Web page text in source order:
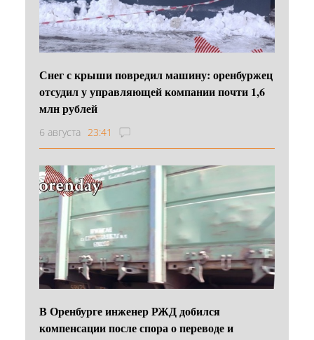
Снег с крыши повредил машину: оренбуржец
отсудил у управляющей компании почти 1,6
млн рублей
6 августа 23:41
В Оренбурге инженер РЖД добился
компенсации после спора о переводе и